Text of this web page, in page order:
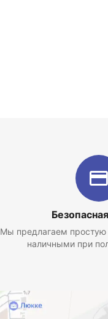
Мы предлагаем простую
наличными при